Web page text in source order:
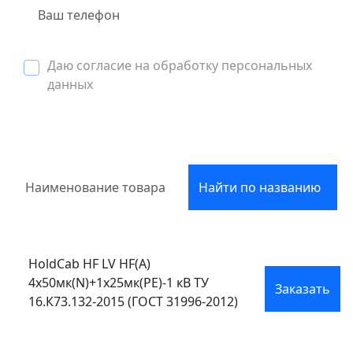
Даю согласие на обработку персональных
данных
Найти по названию
HoldCab HF LV HF(A)
4х50мк(N)+1х25мк(PE)-1 кВ ТУ
16.К73.132-2015 (ГОСТ 31996-2012)
Заказать